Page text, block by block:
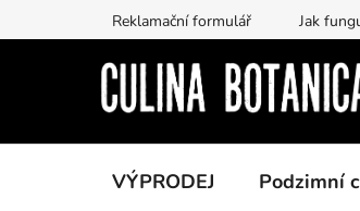
na
Reklamační formulář Jak
VÝPRODEJ Podzimní